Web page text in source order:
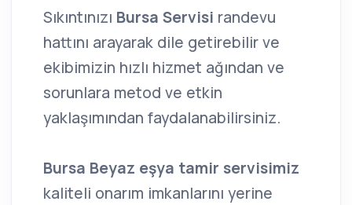
Sıkıntınızı Bursa Servisi randevu
hattını arayarak dile getirebilir ve
ekibimizin hızlı hizmet ağından ve
sorunlara metod ve etkin
yaklaşımından faydalanabilirsiniz.
Bursa Beyaz eşya tamir servisimiz
kaliteli onarım imkanlarını yerine